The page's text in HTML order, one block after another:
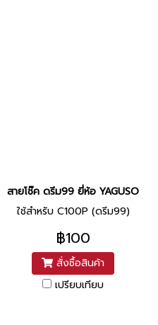
สายโช๊ค ดรีม99 ยี่ห้อ YAGUSO
ใช้สำหรับ C100P (ดรีม99)
฿100
สั่งซื้อสินค้า
เปรียบเทียบ